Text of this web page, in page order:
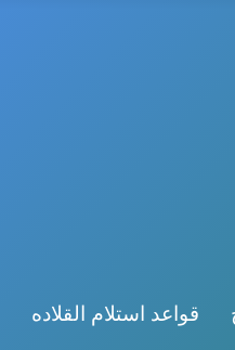
قواعد استلام القلاده